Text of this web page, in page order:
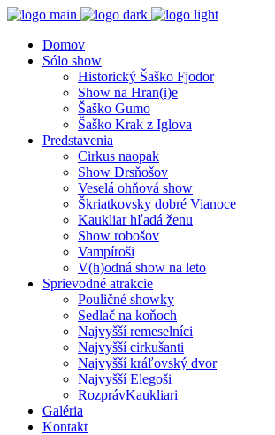
Domov
Sólo show
Historický Šaško Fjodor
Show na Hran(i)e
Šaško Gumo
Šaško Krak z Iglova
Predstavenia
Cirkus naopak
Show Drsňošov
Veselá ohňová show
Škriatkovsky dobré Vianoce
Kaukliar hľadá ženu
Show robošov
Vampíroši
V(h)odná show na leto
Sprievodné atrakcie
Pouličné showky
Sedlač na koňoch
Najvyšší remeselníci
Najvyšší cirkušanti
Najvyšší kráľovský dvor
Najvyšší Elegoši
RozprávKaukliari
Galéria
Kontakt